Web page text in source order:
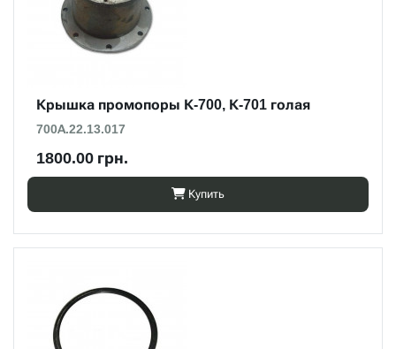
Крышка промопоры К-700, К-701 голая
700А.22.13.017
1800.00 грн.
Купить